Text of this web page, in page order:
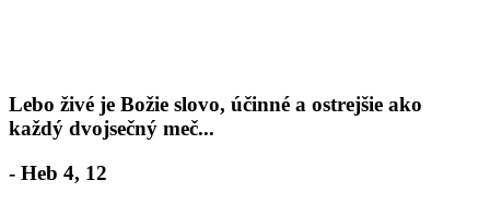
Lebo živé je Božie slovo, účinné a ostrejšie ako
každý dvojsečný meč...
- Heb 4, 12